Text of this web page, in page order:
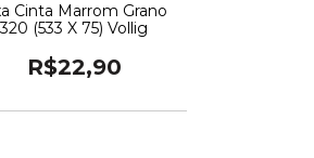
Cinta Marrom Grano
320 (533 X 75) Vollig
R$22,90